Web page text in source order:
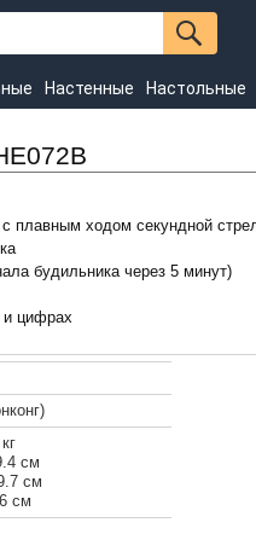
Настенные Настольные
плавным ходом секундной
будильника через 5 минут)
и цифрах
см
см
6 см